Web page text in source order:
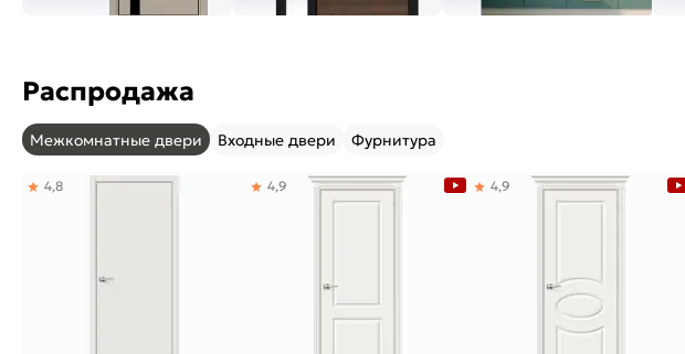
Распродажа
Межкомнатные двери Входные двери Фурнитура
4,8 4,9 4,9